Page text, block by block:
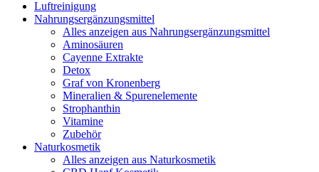
Luftreinigung
Nahrungsergänzungsmittel
Alles anzeigen aus Nahrungsergänzungsmittel
Aminosäuren
Cayenne Extrakte
Detox
Graf von Kronenberg
Mineralien & Spurenelemente
Strophanthin
Vitamine
Zubehör
Naturkosmetik
Alles anzeigen aus Naturkosmetik